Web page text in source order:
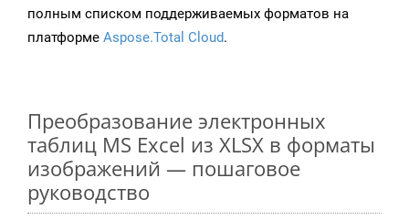
полным списком поддерживаемых форматов на
платформе Aspose.Total Cloud.
Преобразование электронных
таблиц MS Excel из XLSX в форматы
изображений — пошаговое
руководство